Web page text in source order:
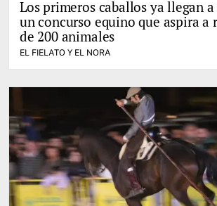
Los primeros caballos ya llegan
un concurso equino que aspira a
de 200 animales
EL FIELATO Y EL NORA